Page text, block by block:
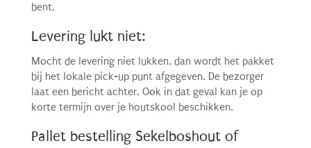
bent.
Levering lukt niet:
Mocht de levering niet lukken, dan wordt het pakket
bij het lokale pick-up punt afgegeven. De bezorger
laat een bericht achter. Ook in dat geval kan je op
korte termijn over je houtskool beschikken.
Pallet bestelling Sekelboshout of